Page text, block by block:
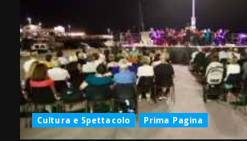
Cultura e Spettacolo Prima Pagina